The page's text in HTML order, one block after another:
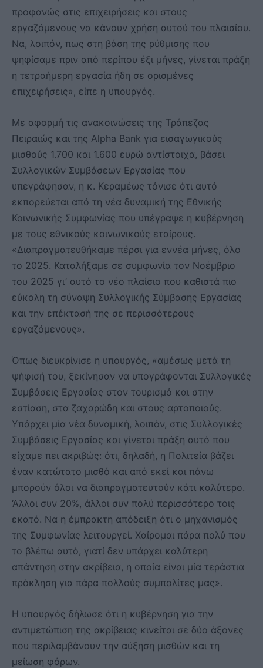
προφανώς στις επιχειρήσεις και στους
εργαζόμενους να κάνουν χρήση αυτού του πλαισίου.
Να, λοιπόν, πως στη βάση της ρύθμισης που
ψηφίσαμε πριν από περίπου έξι μήνες, γίνεται πράξη
η τετραήμερη εργασία ήδη σε ορισμένες
επιχειρήσεις», είπε η υπουργός.
Με αφορμή τις ανακοινώσεις της Τράπεζας
Πειραιώς και της Alpha Bank για εισαγωγικούς
μισθούς 1.700 και 1.600 ευρώ αντίστοιχα, βάσει
Συλλογικών Συμβάσεων Εργασίας που
υπεγράφησαν, η κ. Κεραμέως τόνισε ότι αυτό
εκπορεύεται από τη νέα δυναμική της Εθνικής
Κοινωνικής Συμφωνίας που υπέγραψε η κυβέρνηση
με τους εθνικούς κοινωνικούς εταίρους.
«Διαπραγματευθήκαμε πέρσι για εννέα μήνες, όλο
το 2025. Καταλήξαμε σε συμφωνία τον Νοέμβριο
του 2025 γι’ αυτό το νέο πλαίσιο που καθιστά πιο
εύκολη τη σύναψη Συλλογικής Σύμβασης Εργασίας
και την επέκτασή της σε περισσότερους
εργαζόμενους».
Όπως διευκρίνισε η υπουργός, «αμέσως μετά τη
ψήφισή του, ξεκίνησαν να υπογράφονται Συλλογικές
Συμβάσεις Εργασίας στον τουρισμό και στην
εστίαση, στα ζαχαρώδη και στους αρτοποιούς.
Υπάρχει μία νέα δυναμική, λοιπόν, στις Συλλογικές
Συμβάσεις Εργασίας και γίνεται πράξη αυτό που
είχαμε πει ακριβώς: ότι, δηλαδή, η Πολιτεία βάζει
έναν κατώτατο μισθό και από εκεί και πάνω
μπορούν όλοι να διαπραγματευτούν κάτι καλύτερο.
‘Αλλοι συν 20%, άλλοι συν πολύ περισσότερο τοις
εκατό. Να η έμπρακτη απόδειξη ότι ο μηχανισμός
της Συμφωνίας λειτουργεί. Χαίρομαι πάρα πολύ που
το βλέπω αυτό, γιατί δεν υπάρχει καλύτερη
απάντηση στην ακρίβεια, η οποία είναι μία τεράστια
πρόκληση για πάρα πολλούς συμπολίτες μας».
Η υπουργός δήλωσε ότι η κυβέρνηση για την
αντιμετώπιση της ακρίβειας κινείται σε δύο άξονες
που περιλαμβάνουν την αύξηση μισθών και τη
μείωση φόρων.